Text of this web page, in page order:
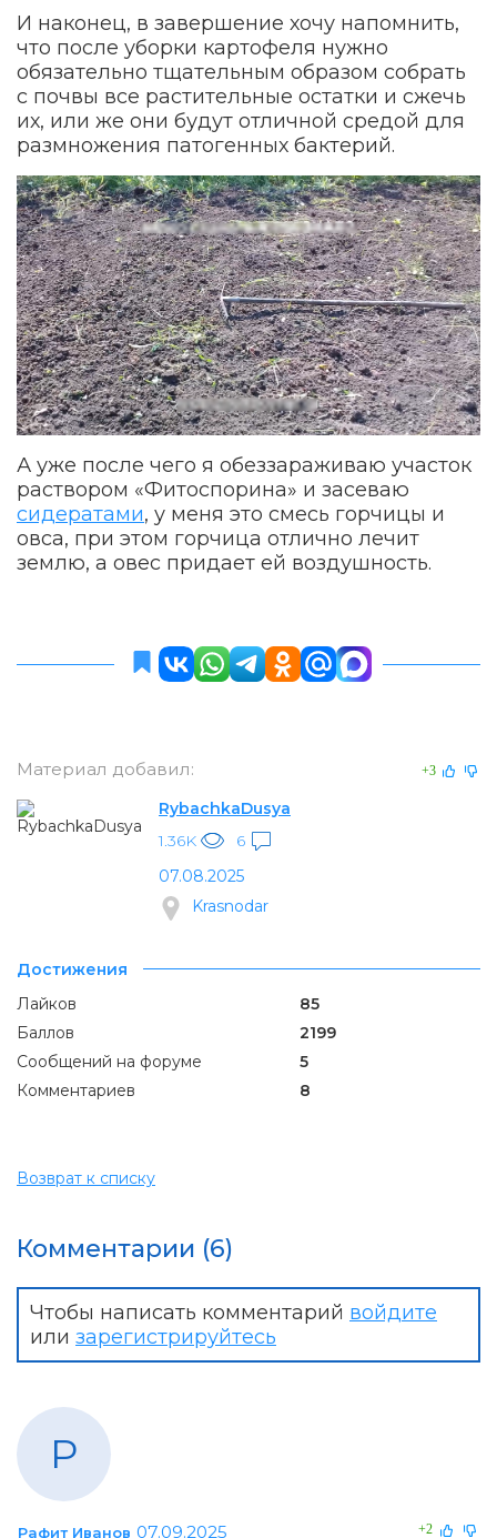
И наконец, в завершение хочу напомнить,
что после уборки картофеля нужно
обязательно тщательным образом собрать
с почвы все растительные остатки и сжечь
их, или же они будут отличной средой для
размножения патогенных бактерий.
А уже после чего я обеззараживаю участок
раствором «Фитоспорина» и засеваю
сидератами, у меня это смесь горчицы и
овса, при этом горчица отлично лечит
землю, а овес придает ей воздушность.
Материал добавил: +3
RybachkaDusya
1.36K
6
07.08.2025
Krasnodar
Достижения
Лайков
85
Баллов
2199
Сообщений на форуме
5
Комментариев
8
Возврат к списку
Комментарии (6)
Чтобы написать комментарий войдите
или зарегистрируйтесь
Р
+2
Рафит Иванов 07.09.2025